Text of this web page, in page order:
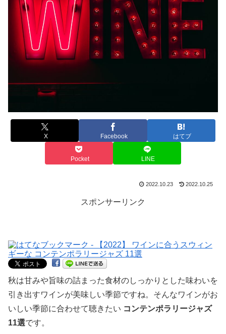
X Facebook はてブ
Pocket LINE
2022.10.23 2022.10.25
スポンサーリンク
秋は甘みや旨味の詰まった食材のしっかりとした味わいを
引き出すワインが美味しい季節ですね。そんなワインがお
いしい季節に合わせて聴きたい コンテンポラリージャズ
11選です。